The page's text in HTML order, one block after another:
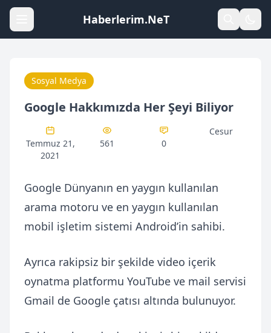
Haberlerim.NeT
Sosyal Medya
Google Hakkımızda Her Şeyi Biliyor
Temmuz 21,
2021
561 0
Cesur
Google Dünyanın en yaygın kullanılan
arama motoru ve en yaygın kullanılan
mobil işletim sistemi Android’in sahibi.
Ayrıca rakipsiz bir şekilde video içerik
oynatma platformu YouTube ve mail servisi
Gmail de Google çatısı altında bulunuyor.